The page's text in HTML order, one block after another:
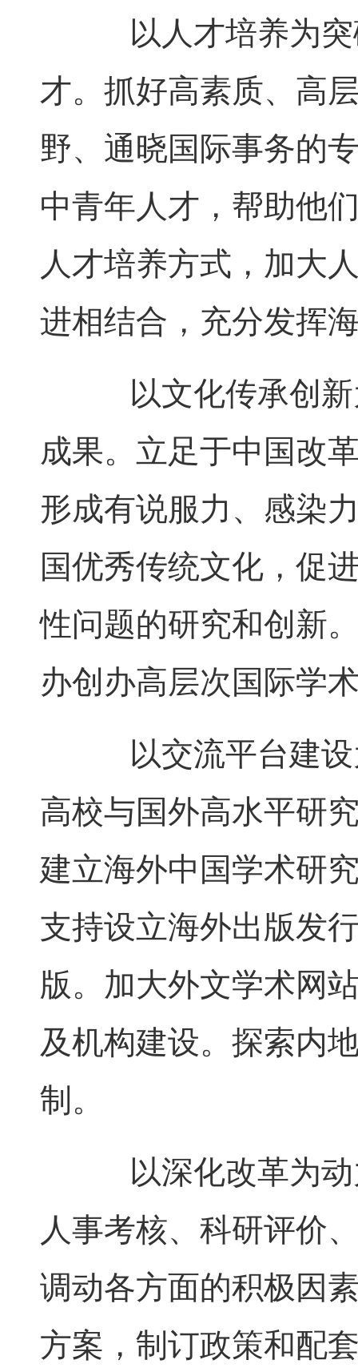
以人才培养为突
才。抓好高素质、高
野、通晓国际事务的
中青年人才，帮助他
人才培养方式，加大
进相结合，充分发挥
以文化传承创新
成果。立足于中国改
形成有说服力、感染
国优秀传统文化，促
性问题的研究和创新
办创办高层次国际学
以交流平台建设
高校与国外高水平研
建立海外中国学术研
支持设立海外出版发
版。加大外文学术网
及机构建设。探索内
制。
以深化改革为动
人事考核、科研评价
调动各方面的积极因
方案，制订政策和配